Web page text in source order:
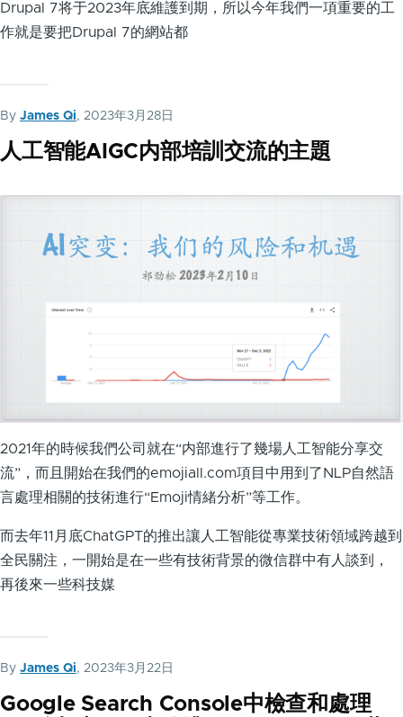
Drupal 7将于2023年底維護到期，所以今年我們一項重要的工
作就是要把Drupal 7的網站都
By James Qi, 2023年3月28日
人工智能AIGC内部培訓交流的主題
2021年的時候我們公司就在“内部進行了幾場人工智能分享交
流”，而且開始在我們的emojiall.com項目中用到了NLP自然語
言處理相關的技術進行“Emoji情緒分析”等工作。
而去年11月底ChatGPT的推出讓人工智能從專業技術領域跨越到
全民關注，一開始是在一些有技術背景的微信群中有人談到，
再後來一些科技媒
By James Qi, 2023年3月22日
Google Search Console中檢查和處理